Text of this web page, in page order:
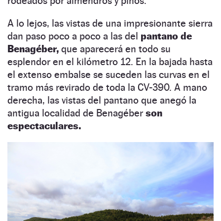
A lo lejos, las vistas de una impresionante sierra
dan paso poco a poco a las del pantano de
Benagéber, que aparecerá en todo su
esplendor en el kilómetro 12. En la bajada hasta
el extenso embalse se suceden las curvas en el
tramo más revirado de toda la CV-390. A mano
derecha, las vistas del pantano que anegó la
antigua localidad de Benagéber son
espectaculares.